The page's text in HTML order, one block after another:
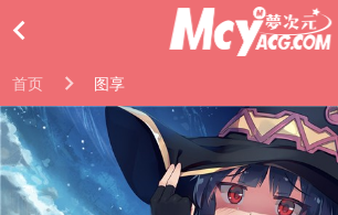

首页 图享